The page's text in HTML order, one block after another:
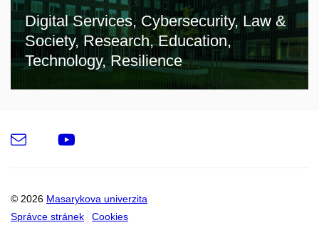
Digital Services, Cybersecurity, Law &
Society, Research, Education,
Technology, Resilience
© 2026 Masarykova univerzita
Správce stránek
Cookies
e-